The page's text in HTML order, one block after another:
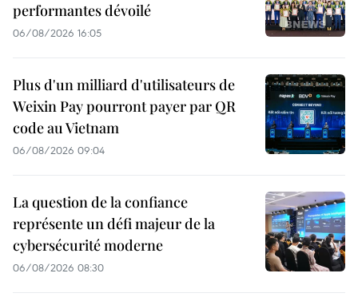
performantes dévoilé
06/08/2026 16:05
Plus d'un milliard d'utilisateurs de
Weixin Pay pourront payer par QR
code au Vietnam
06/08/2026 09:04
La question de la confiance
représente un défi majeur de la
cybersécurité moderne
06/08/2026 08:30